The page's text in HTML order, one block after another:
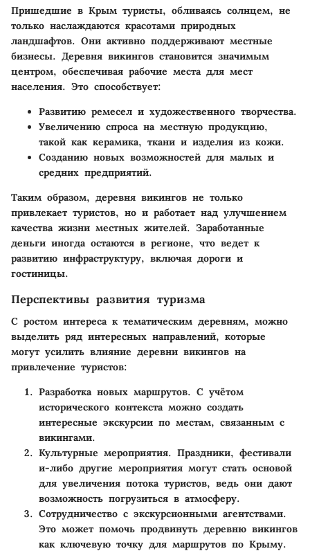
Пришедшие в Крым туристы, обливаясь солнцем, не
только наслаждаются красотами природных
ландшафтов. Они активно поддерживают местные
бизнесы. Деревня викингов становится значимым
центром, обеспечивая рабочие места для мест
населения. Это способствует:
Развитию ремесел и художественного творчества.
Увеличению спроса на местную продукцию,
такой как керамика, ткани и изделия из кожи.
Созданию новых возможностей для малых и
средних предприятий.
Таким образом, деревня викингов не только
привлекает туристов, но и работает над улучшением
качества жизни местных жителей. Заработанные
деньги иногда остаются в регионе, что ведет к
развитию инфраструктуру, включая дороги и
гостиницы.
Перспективы развития туризма
С ростом интереса к тематическим деревням, можно
выделить ряд интересных направлений, которые
могут усилить влияние деревни викингов на
привлечение туристов:
Разработка новых маршрутов. С учётом
исторического контекста можно создать
интересные экскурсии по местам, связанным с
викингами.
Культурные мероприятия. Праздники, фестивали
и-либо другие мероприятия могут стать основой
для увеличения потока туристов, ведь они дают
возможность погрузиться в атмосферу.
Сотрудничество с экскурсионными агентствами.
Это может помочь продвинуть деревню викингов
как ключевую точку для маршрутов по Крыму.